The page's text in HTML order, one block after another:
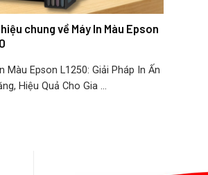
chung về Máy In Màu Epson
Màu Epson L1250: Giải Pháp In Ấn
Hiệu Quả Cho Gia ...